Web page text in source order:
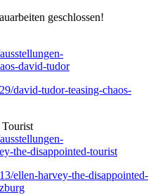
geschlossen!
david-tudor
david-tudor-teasing-chaos-
the-disappointed-tourist
ellen-harvey-the-disappointed-